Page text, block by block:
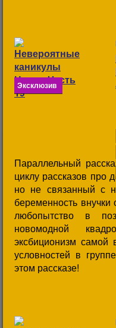
Эксклюзив
Параллельный
циклу рассказов про
но не связанный с
беременность
любопытство в
новомодной
эксбиционизм самой
условностей в
этом рассказе!